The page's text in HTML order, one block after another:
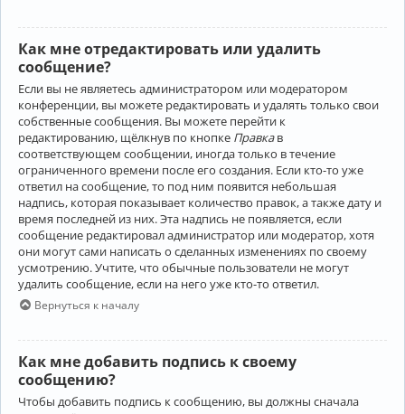
Как мне отредактировать или удалить
сообщение?
Если вы не являетесь администратором или модератором
конференции, вы можете редактировать и удалять только свои
собственные сообщения. Вы можете перейти к
редактированию, щёлкнув по кнопке Правкав
соответствующем сообщении, иногда только в течение
ограниченного времени после его создания. Если кто-то уже
ответил на сообщение, то под ним появится небольшая
надпись, которая показывает количество правок, а также дату и
время последней из них. Эта надпись не появляется, если
сообщение редактировал администратор или модератор, хотя
они могут сами написать о сделанных изменениях по своему
усмотрению. Учтите, что обычные пользователи не могут
удалить сообщение, если на него уже кто-то ответил.
Вернуться к началу
Как мне добавить подпись к своему
сообщению?
Чтобы добавить подпись к сообщению, вы должны сначала